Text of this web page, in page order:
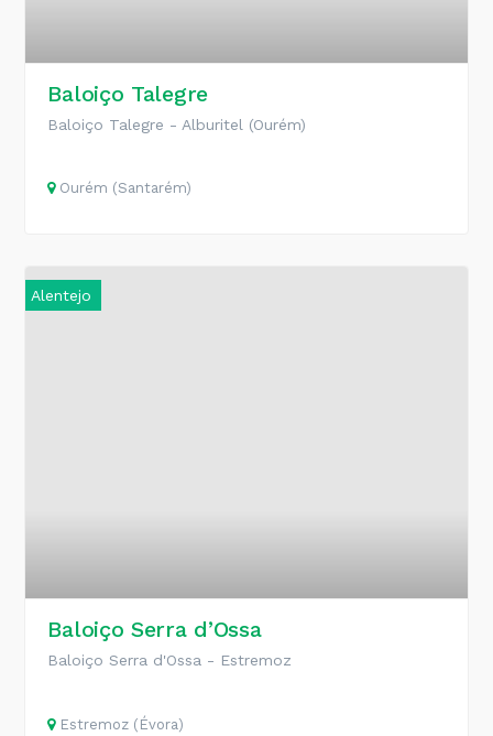
Baloiço Talegre
Baloiço Talegre - Alburitel (Ourém)
Ourém (Santarém)
Alentejo
Baloiço Serra d’Ossa
Baloiço Serra d'Ossa - Estremoz
Estremoz (Évora)